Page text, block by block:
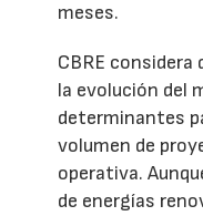
meses.
CBRE considera
la evolución del
determinantes
volumen de
operativa.
de energías